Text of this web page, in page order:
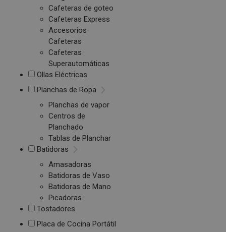
Cafeteras de goteo
Cafeteras Express
Accesorios
Cafeteras
Cafeteras
Superautomáticas
Ollas Eléctricas
Planchas de Ropa
Planchas de vapor
Centros de
Planchado
Tablas de Planchar
Batidoras
Amasadoras
Batidoras de Vaso
Batidoras de Mano
Picadoras
Tostadores
Placa de Cocina Portátil